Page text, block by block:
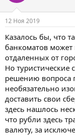
т
е
м
ы
а
л
12 Ноя 2019
Казалось бы, что
банкоматов может
отдаленных от
Но туристические
решению вопроса
необязательно
доставить свои
здесь нашлось
что рубли здесь
валюту, за